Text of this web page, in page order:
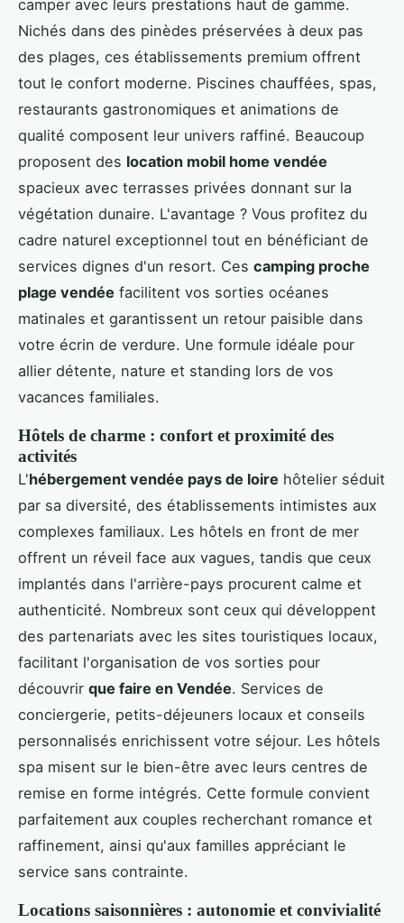
camper avec leurs prestations haut de gamme.
Nichés dans des pinèdes préservées à deux pas
des plages, ces établissements premium offrent
tout le confort moderne. Piscines chauffées, spas,
restaurants gastronomiques et animations de
qualité composent leur univers raffiné. Beaucoup
proposent des location mobil home vendée
spacieux avec terrasses privées donnant sur la
végétation dunaire. L'avantage ? Vous profitez du
cadre naturel exceptionnel tout en bénéficiant de
services dignes d'un resort. Ces camping proche
plage vendée facilitent vos sorties océanes
matinales et garantissent un retour paisible dans
votre écrin de verdure. Une formule idéale pour
allier détente, nature et standing lors de vos
vacances familiales.
Hôtels de charme : confort et proximité des
activités
L'hébergement vendée pays de loire hôtelier séduit
par sa diversité, des établissements intimistes aux
complexes familiaux. Les hôtels en front de mer
offrent un réveil face aux vagues, tandis que ceux
implantés dans l'arrière-pays procurent calme et
authenticité. Nombreux sont ceux qui développent
des partenariats avec les sites touristiques locaux,
facilitant l'organisation de vos sorties pour
découvrir que faire en Vendée. Services de
conciergerie, petits-déjeuners locaux et conseils
personnalisés enrichissent votre séjour. Les hôtels
spa misent sur le bien-être avec leurs centres de
remise en forme intégrés. Cette formule convient
parfaitement aux couples recherchant romance et
raffinement, ainsi qu'aux familles appréciant le
service sans contrainte.
Locations saisonnières : autonomie et convivialité